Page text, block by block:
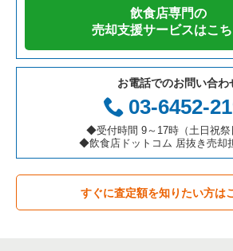
飲食店専門の
売却支援サービスはこち
お電話でのお問い合わ
03-6452-
◆受付時間 9～17時（土日祝祭
◆飲食店ドットコム 居抜き売却
すぐに査定額を知りたい方は